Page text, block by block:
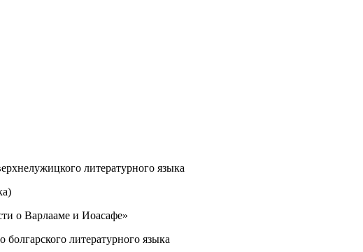
литературного языка
о Варлааме и Иоасафе»
литературного языка